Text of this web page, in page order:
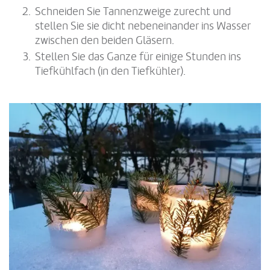
Schneiden Sie Tannenzweige zurecht und
stellen Sie sie dicht nebeneinander ins Wasser
zwischen den beiden Gläsern.
Stellen Sie das Ganze für einige Stunden ins
Tiefkühlfach (in den Tiefkühler).